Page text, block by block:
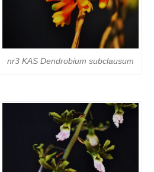
nr3 KAS Dendrobium subclausum